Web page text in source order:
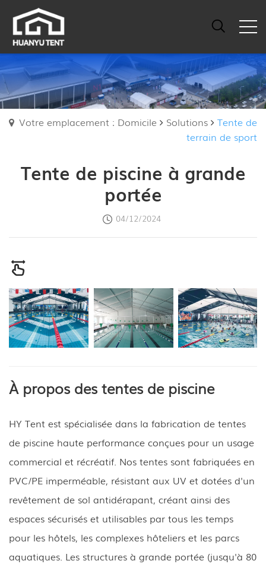
Votre emplacement : Domicile Solutions
Tente de
terrain de sport
Tente de piscine à grande
portée
04/12/2024
À propos des tentes de piscine
HY Tent est spécialisée dans la fabrication de tentes
de piscine haute performance conçues pour un usage
commercial et récréatif. Nos tentes sont fabriquées en
PVC/PE imperméable, résistant aux UV et dotées d'un
revêtement de sol antidérapant, créant ainsi des
espaces sécurisés et utilisables par tous les temps
pour les hôtels, les complexes hôteliers et les parcs
aquatiques. Les structures à grande portée (jusqu'à 80